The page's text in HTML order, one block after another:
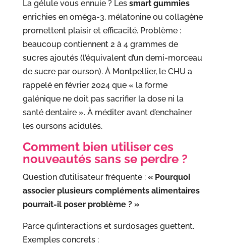
La gélule vous ennuie ? Les smart gummies
enrichies en oméga-3, mélatonine ou collagène
promettent plaisir et efficacité. Problème :
beaucoup contiennent 2 à 4 grammes de
sucres ajoutés (l’équivalent d’un demi-morceau
de sucre par ourson). À Montpellier, le CHU a
rappelé en février 2024 que « la forme
galénique ne doit pas sacrifier la dose ni la
santé dentaire ». À méditer avant d’enchaîner
les oursons acidulés.
Comment bien utiliser ces
nouveautés sans se perdre ?
Question d’utilisateur fréquente : « Pourquoi
associer plusieurs compléments alimentaires
pourrait-il poser problème ? »
Parce qu’interactions et surdosages guettent.
Exemples concrets :